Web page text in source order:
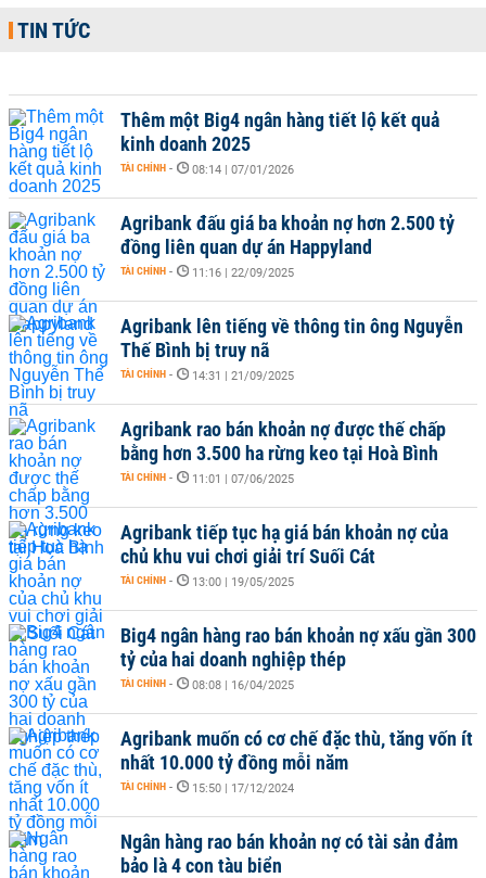
TIN TỨC
Thêm một Big4 ngân hàng tiết lộ kết quả
kinh doanh 2025
TÀI CHÍNH - 08:14 | 07/01/2026
Agribank đấu giá ba khoản nợ hơn 2.500 tỷ
đồng liên quan dự án Happyland
TÀI CHÍNH - 11:16 | 22/09/2025
Agribank lên tiếng về thông tin ông Nguyễn
Thế Bình bị truy nã
TÀI CHÍNH - 14:31 | 21/09/2025
Agribank rao bán khoản nợ được thế chấp
bằng hơn 3.500 ha rừng keo tại Hoà Bình
TÀI CHÍNH - 11:01 | 07/06/2025
Agribank tiếp tục hạ giá bán khoản nợ của
chủ khu vui chơi giải trí Suối Cát
TÀI CHÍNH - 13:00 | 19/05/2025
Big4 ngân hàng rao bán khoản nợ xấu gần 300
tỷ của hai doanh nghiệp thép
TÀI CHÍNH - 08:08 | 16/04/2025
Agribank muốn có cơ chế đặc thù, tăng vốn ít
nhất 10.000 tỷ đồng mỗi năm
TÀI CHÍNH - 15:50 | 17/12/2024
Ngân hàng rao bán khoản nợ có tài sản đảm
bảo là 4 con tàu biển